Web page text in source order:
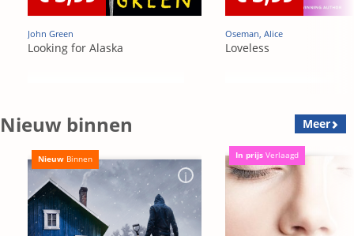
John Green
Looking for Alaska
Oseman, Alice
Loveless
Nieuw binnen Meer
Nieuw Binnen In prijs Verlaagd